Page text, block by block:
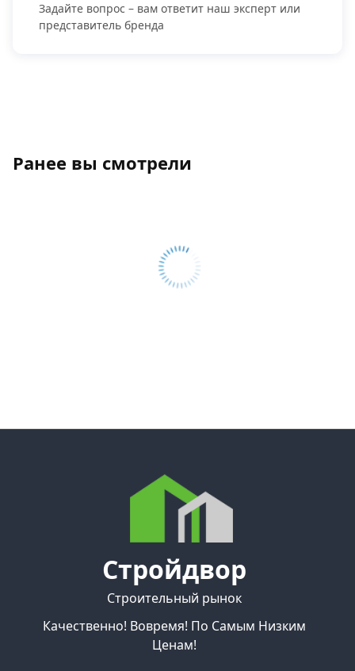
Задайте вопрос – вам ответит наш эксперт или
представитель бренда
Ранее вы смотрели
Стройдвор
Строительный рынок
Качественно! Вовремя! По Самым Низким
Ценам!